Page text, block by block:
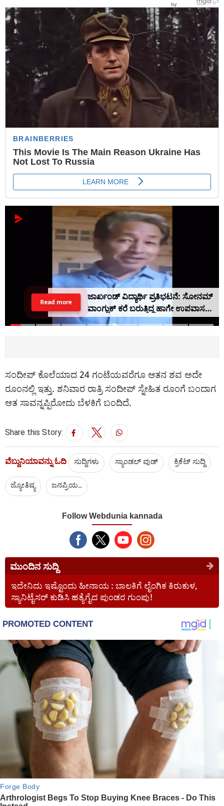
ಜಾರ್ಖಂಡ್ ವಿದ್ಯಾರ್ಥಿ ಪ್ರತಿಭಟನೆ: ಸೋನಮ್
ವಾಂಗ್ಚುಕ್ ಕರೆ ಬರುತ್ತಿದ್ದ ಹಾಗೇ ಉಪವಾಸ
ಸತ್ಯಾಗ್ರಹ ನಿಲ್ಲಿಸಿದ ದೇವೇಂದ್ರ ನಾಥ್
Read more
ಸಂದೀಪ್ ಕೊಲೆಯಾದ 24 ಗಂಟೆಯವರೆಗೂ ಆತನ ಶವ ಅದೇ
ರೂಂನಲ್ಲಿ ಇತ್ತು. ಶನಿವಾರ ರಾತ್ರಿ ಸಂದೀಪ್ ಸ್ನೇಹಿತ ರೂಂಗೆ ಬಂದಾಗ
ಆತ ಸಾವನ್ನಪ್ಪಿರೋದು ಬೆಳಕಿಗೆ ಬಂದಿದೆ.
Share this Story:
ವೆಬ್ದುನಿಯಾವನ್ನು ಓದಿ ಸುದ್ದಿಗಳು ಸ್ಯಾಂಡಲ್ ವುಡ್ ಕ್ರಿಕೆಟ್‌ ಸುದ್ದಿ
ಜ್ಯೋತಿಷ್ಯ ಜನಪ್ರಿಯ..
Follow Webdunia kannada
ಮುಂದಿನ ಸುದ್ದಿ
ಇದೇನಿದು ಇಷ್ಟೊಂದು ಹೀನಾಯ : ಬಾಲಕಿಗೆ ಲೈಂಗಿಕ ಕಿರುಕುಳ,
ಸ್ಯಾನಿಟೈಸರ್ ಕುಡಿಸಿ ಹತ್ಯೆಗೈದ ಪುಂಡರ ಗುಂಪು!